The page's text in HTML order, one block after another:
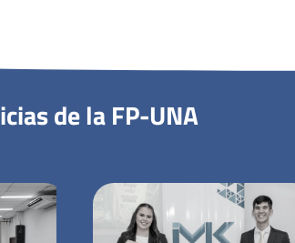
de la FP-UNA